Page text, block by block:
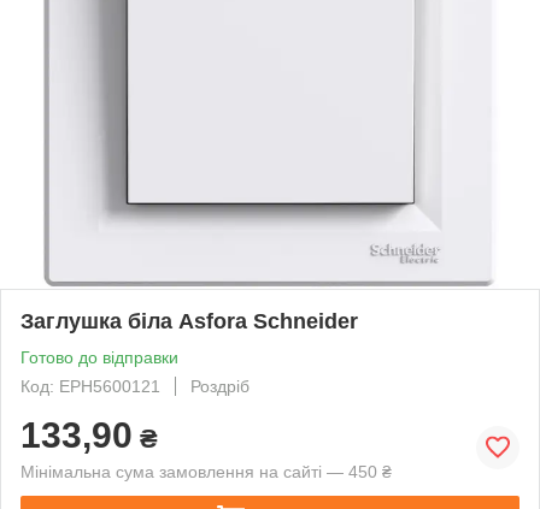
Заглушка біла Asfora Schneider
Готово до відправки
Код: EPH5600121
Роздріб
133,90 ₴
Мінімальна сума замовлення на сайті — 450 ₴